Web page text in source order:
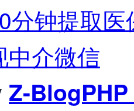
分钟提取医
中介微信
Z-